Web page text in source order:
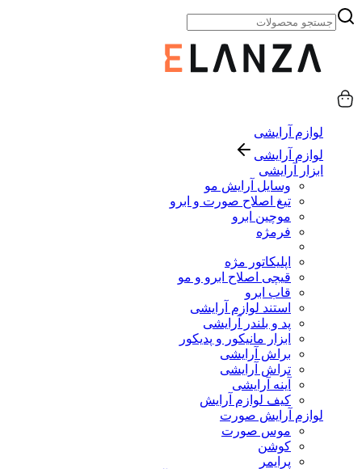
لوازم آرایشی
لوازم آرایشی
ابزار آرایشی
وسایل آرایش مو
تیغ اصلاح صورت و ابرو
موچین ابرو
فرمژه
اپلیکاتور مژه
قیچی اصلاح ابرو و مو
قاب ابرو
استند لوازم آرایشی
پد و بلندر آرایشی
ابزار مانیکور و پدیکور
براش آرایشی
تراش آرایشی
آینه آرایشی
کیف لوازم آرایش
لوازم آرایش صورت
موس صورت
کوشن
پرایمر